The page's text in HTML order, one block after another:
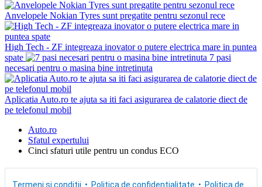
Anvelopele Nokian Tyres sunt pregatite pentru sezonul rece
High Tech - ZF integreaza inovator o putere electrica mare in puntea
spate
7 pasi
necesari pentru o masina bine intretinuta
Aplicatia Auto.ro te ajuta sa iti faci asigurarea de calatorie diect de
pe telefonul mobil
Auto.ro
Sfatul expertului
Cinci sfaturi utile pentru un condus ECO
Termeni si conditii Politica de confidentialitate Politica de